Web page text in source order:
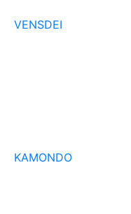
VENSDEI
KAMONDO